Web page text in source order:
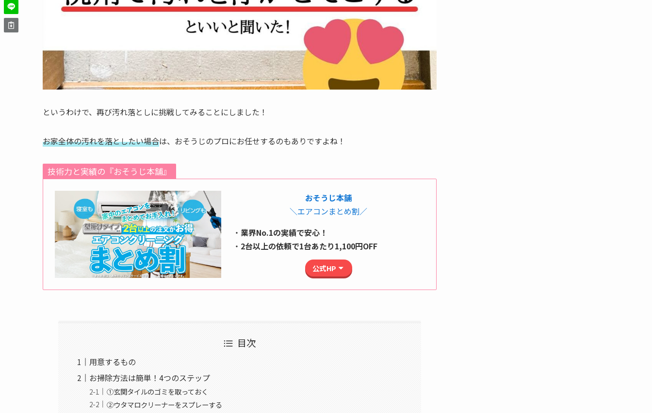
というわけで、再び汚れ落としに挑戦してみることにしました！
お家全体の汚れを落としたい場合は、おそうじのプロにお任せするのもありですよね！
技術力と実績の『おそうじ本舗』
おそうじ本舗
＼エアコンまとめ割／
・ 業界No.1の実績で安心！
・ 2台以上の依頼で1台あたり1,100円OFF
公式HP
目次
用意するもの
お掃除方法は簡単！4つのステップ
①玄関タイルのゴミを取っておく
②ウタマロクリーナーをスプレーする